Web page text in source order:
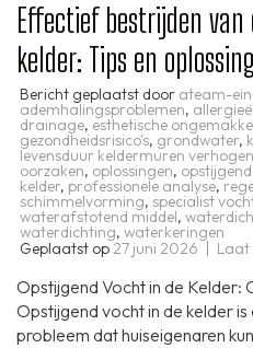
Effectief bestrijden
kelder: Tips en
Bericht geplaatst door ateam-
ademhalingsproblemen,
drainage, esthetische
gezondheidsrisico's, grondwater,
levensduur keldermuren verhogen
oorzaken, oplossingen,
kelder, professionele analyse,
schimmelvorming, specialist
waterafstotend middel,
waterdichting, waterkeringen
Geplaatst op 27 juni 2026 Laat
Opstijgend Vocht in de Kelder:
Opstijgend vocht in de kelder
probleem dat huiseigenaren